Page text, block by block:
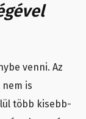
venni. Az
is
több kisebb-